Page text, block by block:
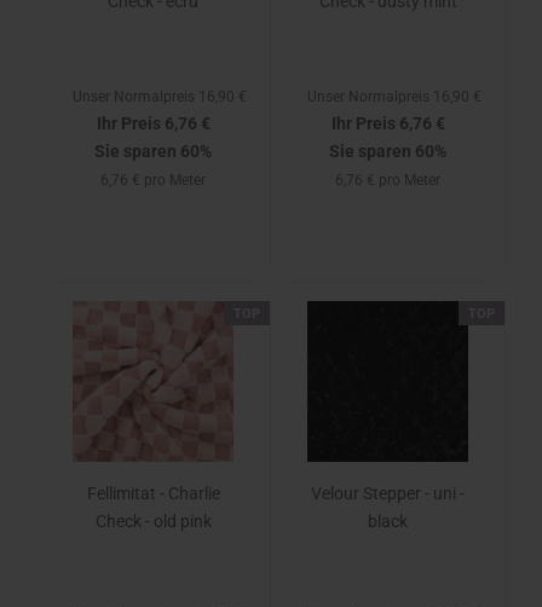
Unser Normalpreis 16,90 €
Ihr Preis 6,76 €
Sie sparen 60%
6,76 € pro Meter
Unser Normalpreis 16,90 €
Ihr Preis 6,76 €
Sie sparen 60%
6,76 € pro Meter
Fellimitat - Charlie
Check - old pink
Velour Stepper - uni -
black